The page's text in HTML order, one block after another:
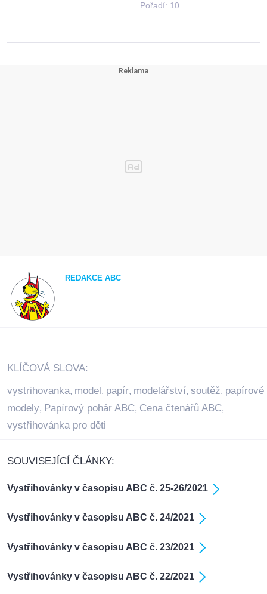
Pořadí: 10
REDAKCE ABC
KLÍČOVÁ SLOVA:
vystrihovanka, model , papír, modelářství, soutěž, papírové
modely, Papírový pohár ABC, Cena čtenářů ABC,
vystřihovánka pro děti
SOUVISEJÍCÍ ČLÁNKY:
Vystřihovánky v časopisu ABC č. 25-26/2021
Vystřihovánky v časopisu ABC č. 24/2021
Vystřihovánky v časopisu ABC č. 23/2021
Vystřihovánky v časopisu ABC č. 22/2021